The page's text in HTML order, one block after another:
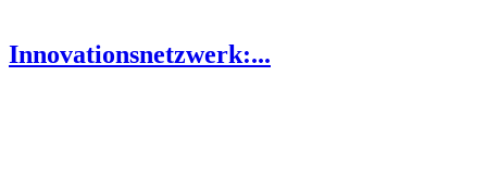
Innovationsnetzwerk:...